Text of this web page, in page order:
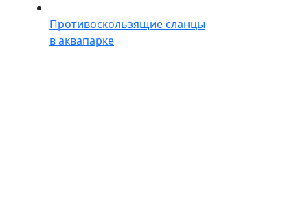
Противоскользящие сланцы
в аквапарке